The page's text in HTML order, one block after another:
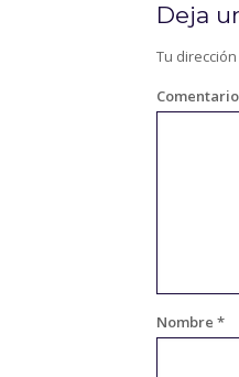
Deja
Tu
Comentario
Nombre *